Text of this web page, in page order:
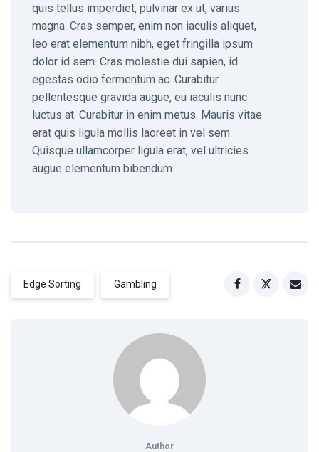
quis tellus imperdiet, pulvinar ex ut, varius
magna. Cras semper, enim non iaculis aliquet,
leo erat elementum nibh, eget fringilla ipsum
dolor id sem. Cras molestie dui sapien, id
egestas odio fermentum ac. Curabitur
pellentesque gravida augue, eu iaculis nunc
luctus at. Curabitur in enim metus. Mauris vitae
erat quis ligula mollis laoreet in vel sem.
Quisque ullamcorper ligula erat, vel ultricies
augue elementum bibendum.
Edge Sorting Gambling
Author